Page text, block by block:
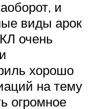
и
виды арок
очень
хорошо
на тему
огромное